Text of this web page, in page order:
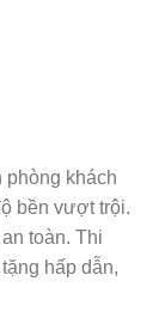
phòng khách
bền vượt trội.
toàn. Thi
hấp dẫn,